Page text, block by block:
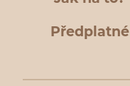
Předplatné